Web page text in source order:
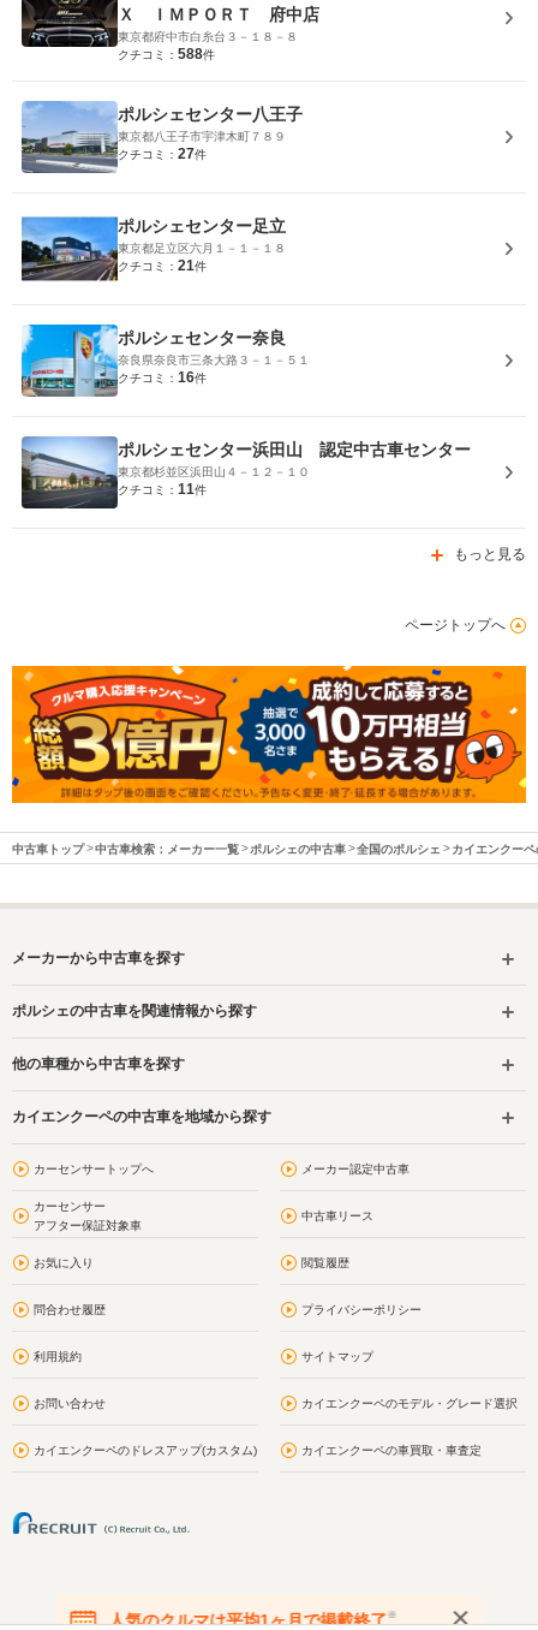
Ｘ ＩＭＰＯＲＴ 府中店
東京都府中市白糸台３－１８－８
クチコミ： 588件
ポルシェセンター八王子
東京都八王子市宇津木町７８９
クチコミ： 27件
ポルシェセンター足立
東京都足立区六月１－１－１８
クチコミ： 21件
ポルシェセンター奈良
奈良県奈良市三条大路３－１－５１
クチコミ： 16件
ポルシェセンター浜田山 認定中古車センター
東京都杉並区浜田山４－１２－１０
クチコミ： 11件
もっと見る
ページトップへ
中古車トップ 中古車検索：メーカー一覧 ポルシェの中古車 全国のポルシェ カイエンクー
メーカーから中古車を探す
ポルシェの中古車を関連情報から探す
他の車種から中古車を探す
カイエンクーペの中古車を地域から探す
カーセンサートップへ メーカー認定中古車
カーセンサー
アフター保証対象車
中古車リース
お気に入り 閲覧履歴
問合わせ履歴 プライバシーポリシー
利用規約 サイトマップ
お問い合わせ カイエンクーペのモデル・グレード選択
カイエンクーペのドレスアップ(カスタム) カイエンクーペの車買取・車査定
人気のクルマは平均1ヶ月で掲載終了※